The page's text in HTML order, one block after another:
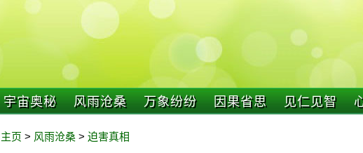
宇宙奥秘 风雨沧桑 万象纷纷 因果省思 见仁见智
主页 > 风雨沧桑 > 迫害真相